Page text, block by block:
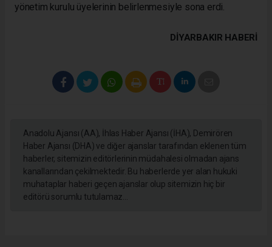
yönetim kurulu üyelerinin belirlenmesiyle sona erdi.
DIYARBAKIR HABERİ
Anadolu Ajansı (AA), İhlas Haber Ajansı (İHA), Demirören
Haber Ajansı (DHA) ve diğer ajanslar tarafından eklenen tüm
haberler, sitemizin editörlerinin müdahalesi olmadan ajans
kanallarından çekilmektedir. Bu haberlerde yer alan hukuki
muhataplar haberi geçen ajanslar olup sitemizin hiç bir
editörü sorumlu tutulamaz...